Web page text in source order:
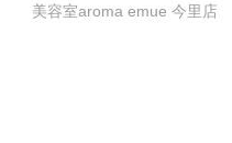
美容室aroma emue 今里店